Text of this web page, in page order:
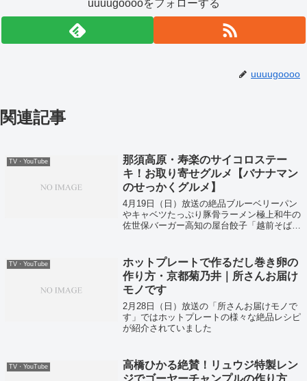
uuuugooooをフォローする
uuuugoooo
関連記事
TV・YouTube
那須高原・寿楽のサイコロステー
キ！お取り寄せグルメ【バナナマン
のせっかくグルメ】
4月19日（日）放送の絶品ブルーベリーパン
やキャベツたっぷり豚骨ラーメン極上和牛の
佐世保バーガー高知の屋台餃子「越前そば」
いました！
TV・YouTube
ホットプレートで作るだし巻き卵の
作り方・京都菊乃井｜所さんお届け
モノです
2月28日（日）放送の「所さんお届けモノで
す」ではホットプレートの様々な絶品レシピ
が紹介されていました
TV・YouTube
高橋ひかる絶賛！リュウジ特製レン
ジでゴーヤーチャンプルの作り方